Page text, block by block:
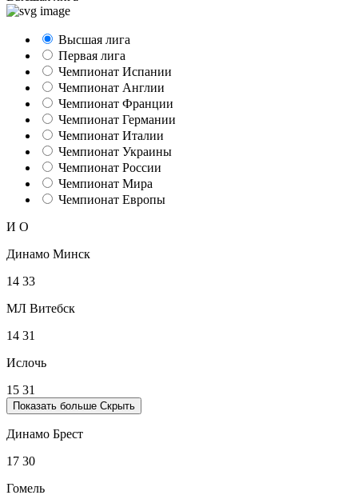
Высшая лига
Первая лига
Чемпионат Испании
Чемпионат Англии
Чемпионат Франции
Чемпионат Германии
Чемпионат Италии
Чемпионат Украины
Чемпионат России
Чемпионат Мира
Чемпионат Европы
И О
Динамо Минск
14 33
МЛ Витебск
14 31
Ислочь
15 31
Показать больше Скрыть
Динамо Брест
17 30
Гомель